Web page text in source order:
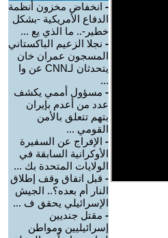
- انخفاض مخزون أنظمة
الدفاع الأمريكية -بشكل
خطير-.. ما الذي يع ...
- نجلا الزعيم الباكستاني
المسجون عمران خان
يتحدثان لـCNN عن وا
...
- مسؤول أممي يكشف
عدد من أعدم بإيران
بتهم تتعلق بالأمن
القومي ...
- الإفراج عن السفيرة
الأوكرانية السابقة في
الولايات المتحدة بك ...
- قبل اتفاق وقف إطلاق
النار أم بعده؟.. الجيش
الإسرائيلي يحقق ف ...
- مقتل جنديين
إسرائيليين ومواطن